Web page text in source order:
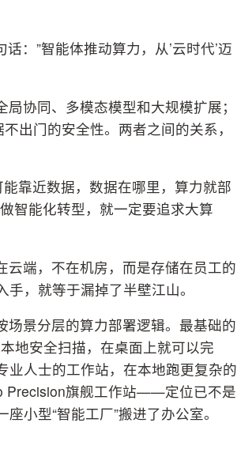
：”智能体推动算力，从’云时代’迈
协同、多模态模型和大规模扩展；
出门的安全性。两者之间的关系，
靠近数据，数据在哪里，算力就部
智能化转型，就一定要追求大算
端，不在机房，而是存储在员工的
，就等于漏掉了半壁江山。
景分层的算力部署逻辑。最基础的
地安全扫描，在桌面上就可以完
业人士的工作站，在本地跑更复杂的
Precision旗舰工作站——定位已不是
小型“智能工厂”搬进了办公室。